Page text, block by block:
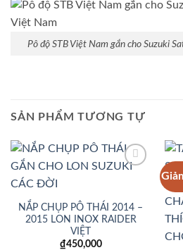
Pô độ STB Việt Nam gắn cho Suzuki
SẢN PHẨM TƯƠNG TỰ
NẮP CHỤP PÔ THÁI 2014 –
2015 LON INOX RAIDER
VIỆT
₫450,000